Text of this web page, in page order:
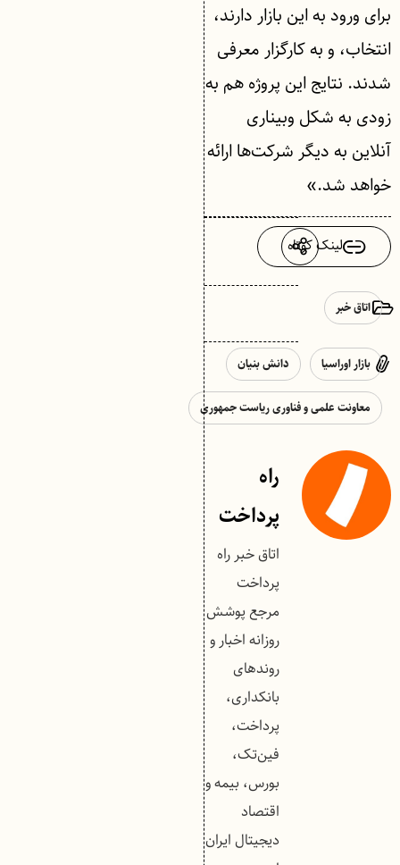
برای ورود به این بازار دارند،
انتخاب، و به کارگزار معرفی
شدند. نتایج این پروژه هم به
زودی به شکل وبیناری
آنلاین به دیگر شرکت‌ها ارائه
خواهد شد.»
لینک کوتاه
اتاق خبر
بازار اوراسیا دانش بنیان
معاونت علمی و فناوری ریاست جمهوری
راه
پرداخت
اتاق خبر راه
پرداخت
مرجع پوشش
روزانه اخبار و
روندهای
بانکداری،
پرداخت،
فین‌تک،
بورس، بیمه و
اقتصاد
دیجیتال ایران